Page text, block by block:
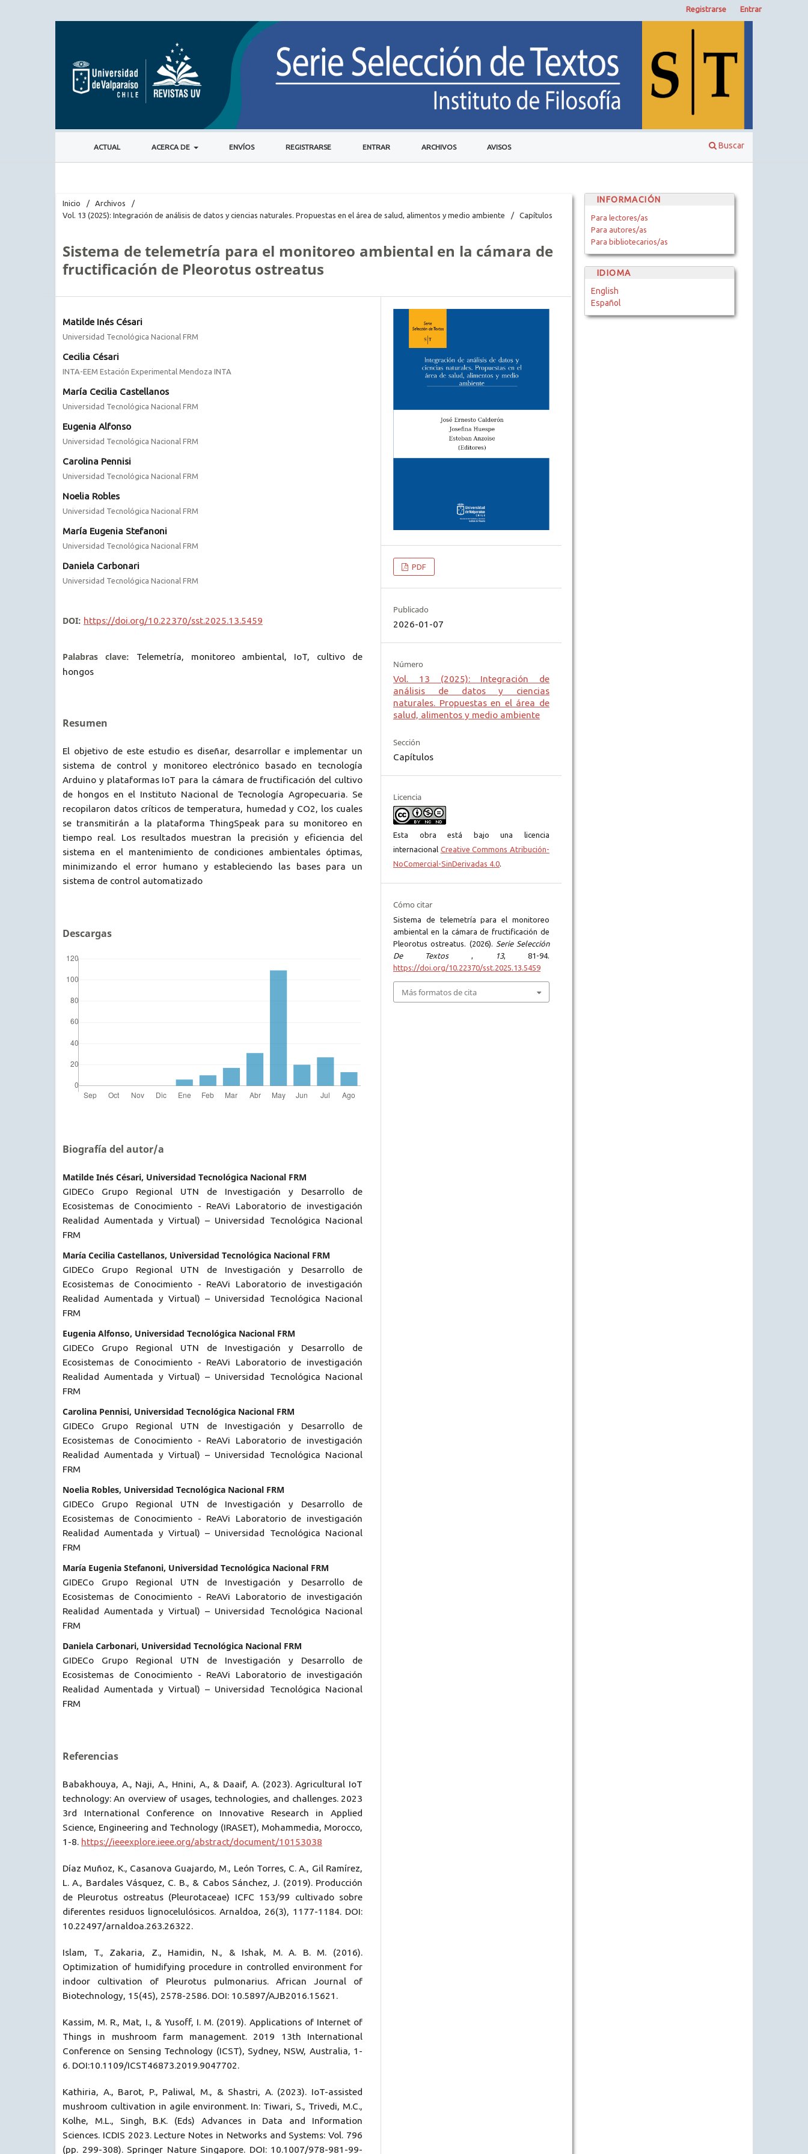
ACTUAL ACERCA DE ENVÍOS REGISTRARSE ENTRAR ARCHIVOS AVISOS Buscar
Registrarse Entrar
Inicio / Archivos
/
Vol. 13 (2025): Integración de análisis de datos y ciencias naturales. Propuestas en el área de salud, alimentos y medio ambiente
/ Capítulos
Sistema de telemetría para el monitoreo ambiental en la cámara de
fructificación de Pleorotus ostreatus
Matilde Inés Césari
Universidad Tecnológica Nacional FRM
Cecilia Césari
INTA-EEM Estación Experimental Mendoza INTA
María Cecilia Castellanos
Universidad Tecnológica Nacional FRM
Eugenia Alfonso
Universidad Tecnológica Nacional FRM
Carolina Pennisi
Universidad Tecnológica Nacional FRM
Noelia Robles
Universidad Tecnológica Nacional FRM
María Eugenia Stefanoni
Universidad Tecnológica Nacional FRM
Daniela Carbonari
Universidad Tecnológica Nacional FRM
DOI: https://doi.org/10.22370/sst.2025.13.5459
Palabras clave:
Telemetría, monitoreo ambiental, IoT, cultivo de
hongos
Resumen
El objetivo de este estudio es diseñar, desarrollar e implementar un
sistema de control y monitoreo electrónico basado en tecnología
Arduino y plataformas IoT para la cámara de fructificación del cultivo
de hongos en el Instituto Nacional de Tecnología Agropecuaria. Se
recopilaron datos críticos de temperatura, humedad y CO2, los cuales
se transmitirán a la plataforma ThingSpeak para su monitoreo en
tiempo real. Los resultados muestran la precisión y eficiencia del
sistema en el mantenimiento de condiciones ambientales óptimas,
minimizando el error humano y estableciendo las bases para un
sistema de control automatizado
Descargas
Biografía del autor/a
Matilde Inés Césari, Universidad Tecnológica Nacional FRM
GIDECo Grupo Regional UTN de Investigación y Desarrollo de
Ecosistemas de Conocimiento - ReAVi Laboratorio de investigación
Realidad Aumentada y Virtual) – Universidad Tecnológica Nacional
FRM
María Cecilia Castellanos, Universidad Tecnológica Nacional FRM
GIDECo Grupo Regional UTN de Investigación y Desarrollo de
Ecosistemas de Conocimiento - ReAVi Laboratorio de investigación
Realidad Aumentada y Virtual) – Universidad Tecnológica Nacional
FRM
Eugenia Alfonso, Universidad Tecnológica Nacional FRM
GIDECo Grupo Regional UTN de Investigación y Desarrollo de
Ecosistemas de Conocimiento - ReAVi Laboratorio de investigación
Realidad Aumentada y Virtual) – Universidad Tecnológica Nacional
FRM
Carolina Pennisi, Universidad Tecnológica Nacional FRM
GIDECo Grupo Regional UTN de Investigación y Desarrollo de
Ecosistemas de Conocimiento - ReAVi Laboratorio de investigación
Realidad Aumentada y Virtual) – Universidad Tecnológica Nacional
FRM
Noelia Robles, Universidad Tecnológica Nacional FRM
GIDECo Grupo Regional UTN de Investigación y Desarrollo de
Ecosistemas de Conocimiento - ReAVi Laboratorio de investigación
Realidad Aumentada y Virtual) – Universidad Tecnológica Nacional
FRM
María Eugenia Stefanoni, Universidad Tecnológica Nacional FRM
GIDECo Grupo Regional UTN de Investigación y Desarrollo de
Ecosistemas de Conocimiento - ReAVi Laboratorio de investigación
Realidad Aumentada y Virtual) – Universidad Tecnológica Nacional
FRM
Daniela Carbonari, Universidad Tecnológica Nacional FRM
GIDECo Grupo Regional UTN de Investigación y Desarrollo de
Ecosistemas de Conocimiento - ReAVi Laboratorio de investigación
Realidad Aumentada y Virtual) – Universidad Tecnológica Nacional
FRM
Referencias
Babakhouya, A., Naji, A., Hnini, A., & Daaif, A. (2023). Agricultural IoT
technology: An overview of usages, technologies, and challenges. 2023
3rd International Conference on Innovative Research in Applied
Science, Engineering and Technology (IRASET), Mohammedia, Morocco,
1-8. https://ieeexplore.ieee.org/abstract/document/10153038
Díaz Muñoz, K., Casanova Guajardo, M., León Torres, C. A., Gil Ramírez,
L. A., Bardales Vásquez, C. B., & Cabos Sánchez, J. (2019). Producción
de Pleurotus ostreatus (Pleurotaceae) ICFC 153/99 cultivado sobre
diferentes residuos lignocelulósicos. Arnaldoa, 26(3), 1177-1184. DOI:
10.22497/arnaldoa.263.26322.
Islam, T., Zakaria, Z., Hamidin, N., & Ishak, M. A. B. M. (2016).
Optimization of humidifying procedure in controlled environment for
indoor cultivation of Pleurotus pulmonarius. African Journal of
Biotechnology, 15(45), 2578-2586. DOI: 10.5897/AJB2016.15621.
Kassim, M. R., Mat, I., & Yusoff, I. M. (2019). Applications of Internet of
Things in mushroom farm management. 2019 13th International
Conference on Sensing Technology (ICST), Sydney, NSW, Australia, 1-
6. DOI:10.1109/ICST46873.2019.9047702.
Kathiria, A., Barot, P., Paliwal, M., & Shastri, A. (2023). IoT-assisted
mushroom cultivation in agile environment. In: Tiwari, S., Trivedi, M.C.,
Kolhe, M.L., Singh, B.K. (Eds) Advances in Data and Information
Sciences. ICDIS 2023. Lecture Notes in Networks and Systems: Vol. 796
(pp. 299-308). Springer Nature Singapore. DOI: 10.1007/978-981-99-
PDF
Publicado
2026-01-07
Número
Vol. 13 (2025): Integración de
análisis de datos y ciencias
naturales. Propuestas en el área de
salud, alimentos y medio ambiente
Sección
Capítulos
Licencia
Esta obra está bajo una licencia
internacional Creative Commons Atribución-
NoComercial-SinDerivadas 4.0.
Cómo citar
Sistema de telemetría para el monitoreo
ambiental en la cámara de fructificación de
Pleorotus ostreatus. (2026). Serie Selección
De Textos , 13, 81-94.
https://doi.org/10.22370/sst.2025.13.5459
Más formatos de cita
INFORMACIÓN
Para lectores/as
Para autores/as
Para bibliotecarios/as
IDIOMA
English
Español